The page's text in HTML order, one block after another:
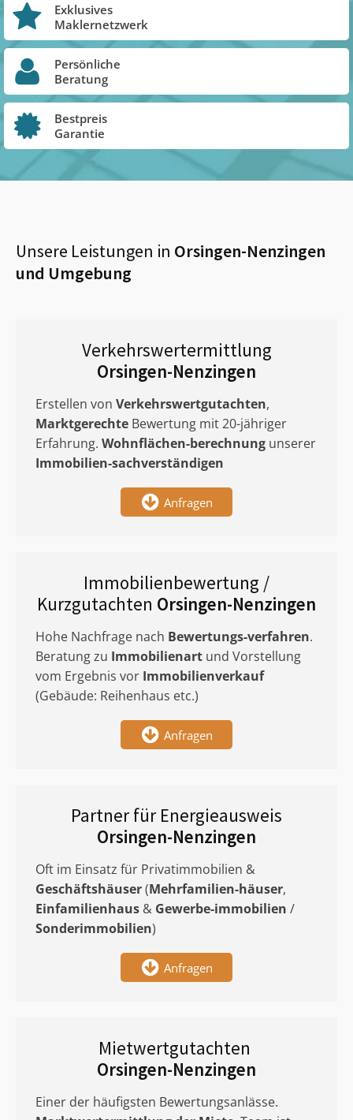
Exklusives
Maklernetzwerk
Persönliche
Beratung
Bestpreis
Garantie
Unsere Leistungen in Orsingen-Nenzingen
und Umgebung
Verkehrswertermittlung
Orsingen-Nenzingen
Erstellen von Verkehrswertgutachten,
Marktgerechte Bewertung mit 20-jähriger
Erfahrung. Wohnflächen-berechnung unserer
Immobilien-sachverständigen
Anfragen
Immobilienbewertung /
Kurzgutachten Orsingen-Nenzingen
Hohe Nachfrage nach Bewertungs-verfahren.
Beratung zu Immobilienart und Vorstellung
vom Ergebnis vor Immobilienverkauf
(Gebäude: Reihenhaus etc.)
Anfragen
Partner für Energieausweis
Orsingen-Nenzingen
Oft im Einsatz für Privatimmobilien &
Geschäftshäuser(Mehrfamilien-häuser,
Einfamilienhaus & Gewerbe-immobilien /
Sonderimmobilien)
Anfragen
Mietwertgutachten
Orsingen-Nenzingen
Einer der häufigsten Bewertungsanlässe.